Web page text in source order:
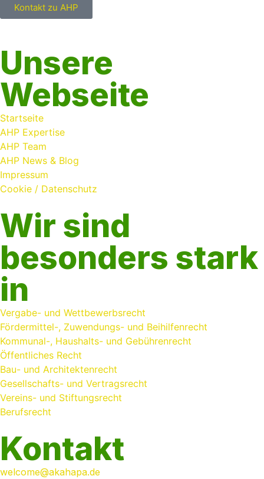
Kontakt zu AHP
Unsere
Webseite
Startseite
AHP Expertise
AHP Team
AHP News & Blog
Impressum
Cookie / Datenschutz
Wir sind
besonders stark
in
Vergabe- und Wettbewerbsrecht
Fördermittel-, Zuwendungs- und Beihilfenrecht
Kommunal-, Haushalts- und Gebührenrecht
Öffentliches Recht
Bau- und Architektenrecht
Gesellschafts- und Vertragsrecht
Vereins- und Stiftungsrecht
Berufsrecht
Kontakt
welcome@akahapa.de